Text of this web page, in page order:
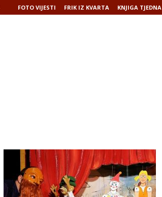
FOTO VIJESTI FRIK IZ KVARTA KNJIGA TJEDNA